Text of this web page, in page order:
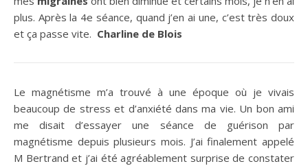
plus. Après la 4e séance, quand j’en ai une, c’est très doux
et ça passe vite. Charline de Blois
Le magnétisme m’a trouvé à une époque où je vivais
beaucoup de stress et d’anxiété dans ma vie. Un bon ami
me disait d’essayer une séance de guérison par
magnétisme depuis plusieurs mois. J’ai finalement appelé
M Bertrand et j’ai été agréablement surprise de constater